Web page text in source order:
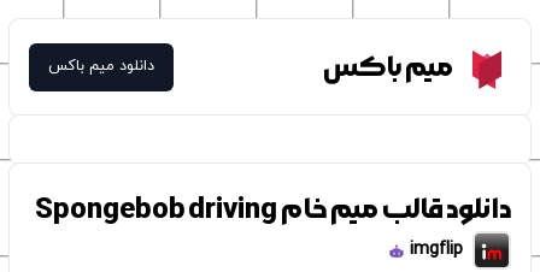
Meme Boxمیم باکس دانلود میم باکس
دانلود قالب میم خام Spongebob driving
imgflip